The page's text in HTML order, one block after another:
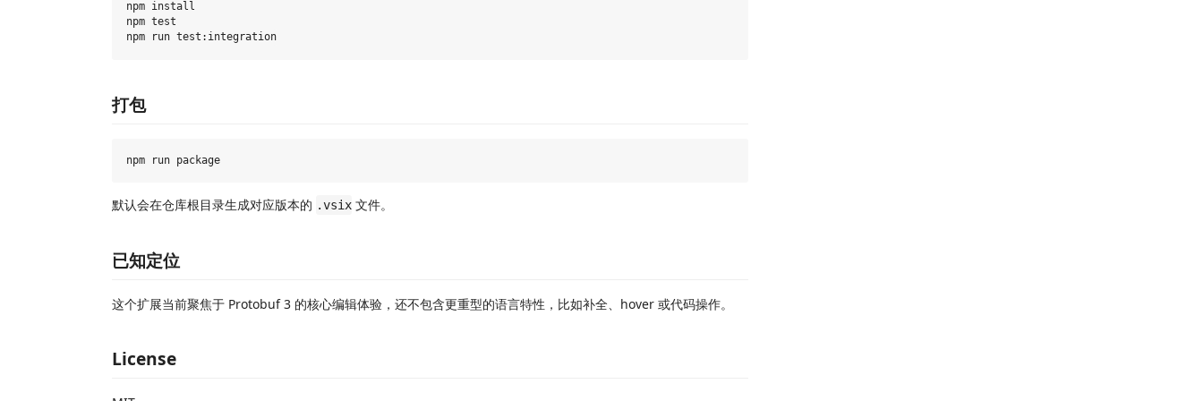
npm install
npm test
打包
默认会在仓库根目录生成对应版本的 .vsix 文件。
已知定位
这个扩展当前聚焦于 Protobuf 3 的核心编辑体验，还不包含更重型的语言特性，比如补全、hover 或代码操作。
License